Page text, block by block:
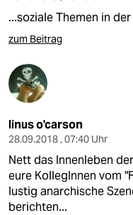
...soziale Themen in
zum Beitrag
linus o'carson
28.09.2018 , 07:40 Uhr
Nett das Innenleben
eure KollegInnen vom
lustig anarchische
berichten...